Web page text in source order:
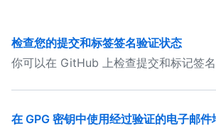
检查您的提交和标签签名验证状态
你可以在 GitHub 上检查提交和标记签名
在 GPG 密钥中使用经过验证的电子邮件